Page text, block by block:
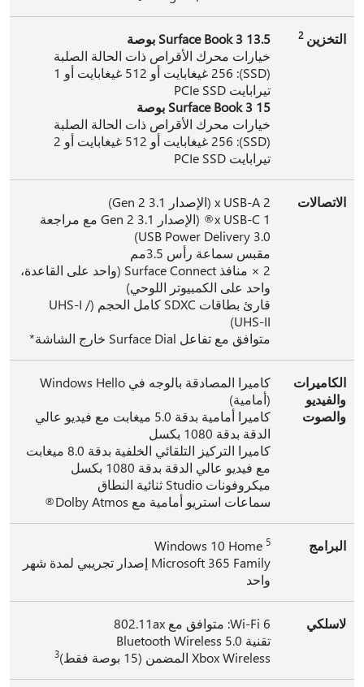
التخزين2
Surface Book 3 13.5 بوصة
خيارات محرك الأقراص ذات الحالة الصلبة
(SSD): 256 غيغابايت أو 512 غيغابايت أو 1
تيرابايت PCIe SSD
Surface Book 3 15 بوصة
خيارات محرك الأقراص ذات الحالة الصلبة
(SSD): 256 غيغابايت أو 512 غيغابايت أو 2
تيرابايت PCIe SSD
الاتصالات
2 x USB-A (الإصدار 3.1 Gen 2)
1 x USB-C® (الإصدار 3.1 Gen 2 مع مراجعة
USB Power Delivery 3.0)
مقبس سماعة رأس 3.5مم
2 × منافذ Surface Connect (واحد على القاعدة،
واحد على الكمبيوتر اللوحي)
قارئ بطاقات SDXC كامل الحجم (UHS-I /
UHS-II)
متوافق مع تفاعل Surface Dial خارج الشاشة*
الكاميرات
والفيديو
والصوت
كاميرا المصادقة بالوجه في Windows Hello
(أمامية)
كاميرا أمامية بدقة 5.0 ميغابت مع فيديو عالي
الدقة بدقة 1080 بكسل
كاميرا التركيز التلقائي الخلفية بدقة 8.0 ميغابت
مع فيديو عالي الدقة بدقة 1080 بكسل
ميكروفونات Studio ثنائية النطاق
سماعات استريو أمامية مع Dolby Atmos®
البرامج Windows 10 Home 5
Microsoft 365 Family إصدار تجريبي لمدة شهر
واحد
لاسلكي
Wi-Fi 6: متوافق مع 802.11ax
تقنية Bluetooth Wireless 5.0
Xbox Wireless المضمن (15 بوصة فقط)
3